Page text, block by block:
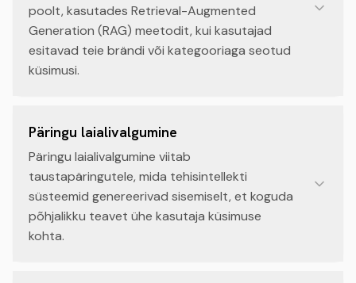
poolt, kasutades Retrieval-Augmented
Generation (RAG) meetodit, kui kasutajad
esitavad teie brändi või kategooriaga seotud
küsimusi.
Päringu laialivalgumine
Päringu laialivalgumine viitab
taustapäringutele, mida tehisintellekti
süsteemid genereerivad sisemiselt, et koguda
põhjalikku teavet ühe kasutaja küsimuse
kohta.